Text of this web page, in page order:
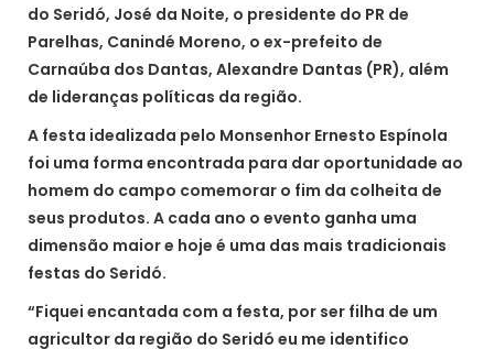
do Seridó, José da Noite, o presidente do PR de
Parelhas, Canindé Moreno, o ex-prefeito de
Carnaúba dos Dantas, Alexandre Dantas (PR), além
de lideranças políticas da região.
A festa idealizada pelo Monsenhor Ernesto Espínola
foi uma forma encontrada para dar oportunidade ao
homem do campo comemorar o fim da colheita de
seus produtos. A cada ano o evento ganha uma
dimensão maior e hoje é uma das mais tradicionais
festas do Seridó.
“Fiquei encantada com a festa, por ser filha de um
agricultor da região do Seridó eu me identifico